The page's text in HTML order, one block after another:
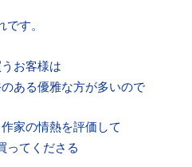
です。
お客様は
ある優雅な方が多いので
家の情熱を評価して
ってくださる